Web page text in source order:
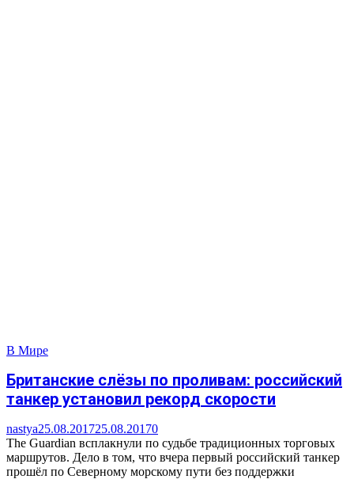
В Мире
Британские слёзы по проливам: российский
танкер установил рекорд скорости
nastya25.08.201725.08.20170
The Guardian всплакнули по судьбе традиционных торговых
маршрутов. Дело в том, что вчера первый российский танкер
прошёл по Северному морскому пути без поддержки